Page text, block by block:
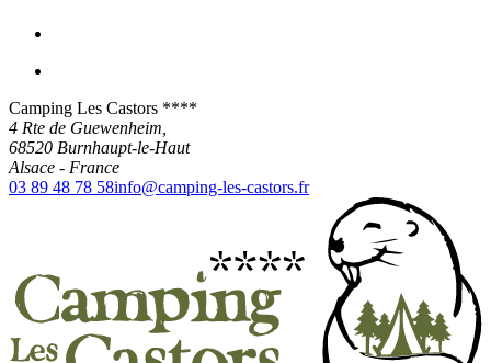
Camping Les Castors ****
4 Rte de Guewenheim,
68520 Burnhaupt-le-Haut
Alsace - France
03 89 48 78 58info@camping-les-castors.fr